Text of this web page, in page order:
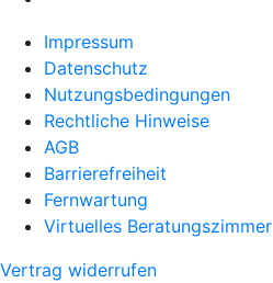
Impressum
Datenschutz
Nutzungsbedingungen
Rechtliche Hinweise
AGB
Barrierefreiheit
Fernwartung
Virtuelles Beratungszimmer
Vertrag widerrufen